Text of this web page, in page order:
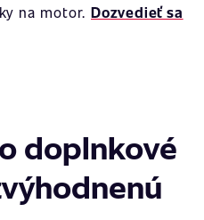
na motor. Dozvedieť sa
doplnkové